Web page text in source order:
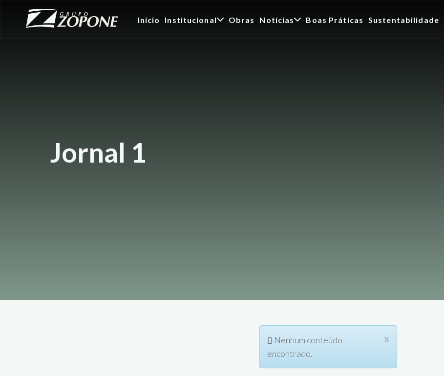
Início Institucional Obras Notícias Boas Práticas Sustentabilidade
Jornal 1
x
Nenhum conteúdo
encontrado.